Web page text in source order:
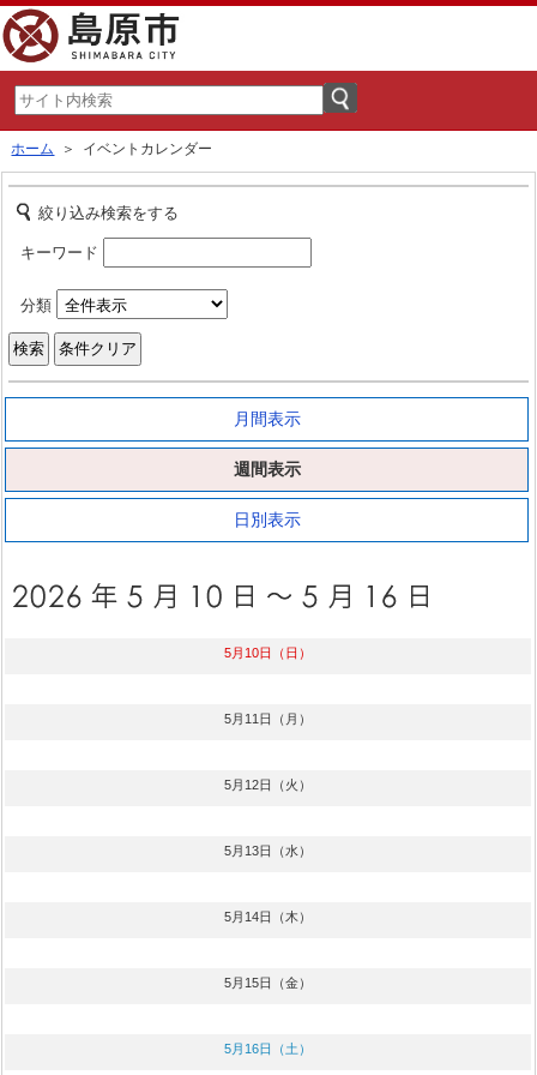
ホーム ＞ イベントカレンダー
絞り込み検索をする
キーワード
分類
月間表示
週間表示
日別表示
5月10日（日）
5月11日（月）
5月12日（火）
5月13日（水）
5月14日（木）
5月15日（金）
5月16日（土）